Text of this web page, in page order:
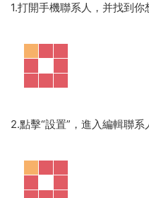
1.打開手機聯系人，并找到你
2.點擊“設置”，進入編輯聯系